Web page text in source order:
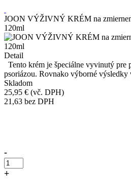
JOON VÝŽIVNÝ KRÉM na
120ml
Detail
Tento krém je špeciálne vyvinutý pre
psoriázou. Rovnako výborné výsledky
Skladom
25,95 € (vč. DPH)
21,63 bez DPH
-
+